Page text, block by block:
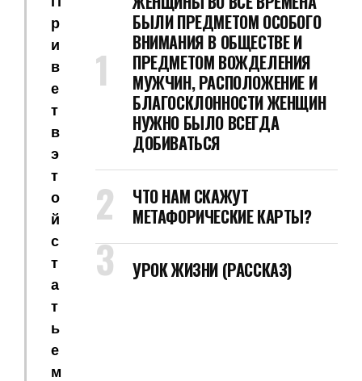
р
и
в
е
т
в
э
т
о
й
с
т
а
т
ь
е
м
БЫЛИ ПРЕДМЕТОМ ОСОБОГО
ВНИМАНИЯ В ОБЩЕСТВЕ И
ПРЕДМЕТОМ ВОЖДЕЛЕНИЯ
МУЖЧИН, РАСПОЛОЖЕНИЕ И
БЛАГОСКЛОННОСТИ ЖЕНЩИН
НУЖНО БЫЛО ВСЕГДА
ДОБИВАТЬСЯ
ЧТО НАМ СКАЖУТ
МЕТАФОРИЧЕСКИЕ КАРТЫ?
УРОК ЖИЗНИ (РАССКАЗ)